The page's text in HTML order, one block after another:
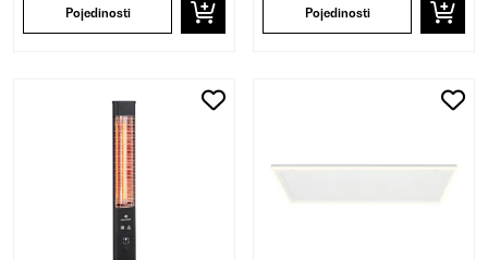
Pojedinosti Pojedinosti